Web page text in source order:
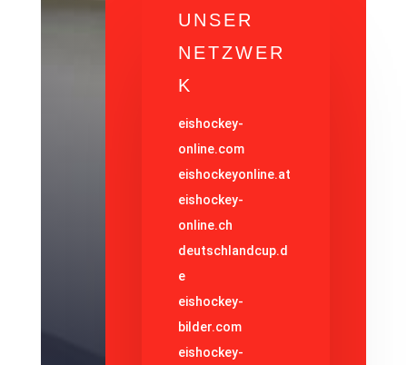
UNSER
NETZWER
K
eishockey-
online.com
eishockeyonline.at
eishockey-
online.ch
deutschlandcup.d
e
eishockey-
bilder.com
eishockey-